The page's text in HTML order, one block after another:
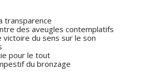
transparence
des aveugles contemplatifs
victoire du sens sur le son
pour le tout
du bronzage